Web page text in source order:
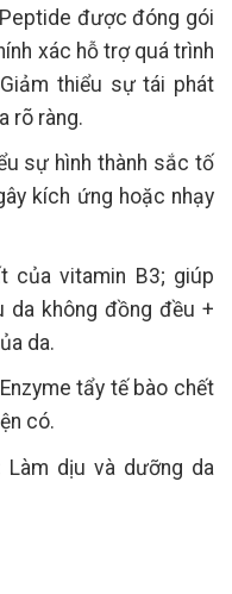
Peptide được đóng gói
xác hỗ trợ quá trình
thiểu sự tái phát
rõ ràng.
sự hình thành sắc tố
kích ứng hoặc nhạy
của vitamin B3; giúp
da không đồng đều +
da.
Enzyme tẩy tế bào chết
có.
Làm dịu và dưỡng da